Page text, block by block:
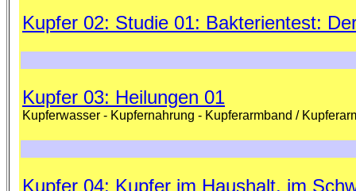
Kupfer 02: Studie 01: Bakterientest:
Kupfer 03: Heilungen 01
Kupferwasser - Kupfernahrung - Kupferarmband /
Kupfer 04: Kupfer im Haushalt, im